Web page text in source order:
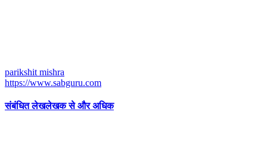
parikshit mishra
https://www.sabguru.com
संबंधित लेखलेखक से और अधिक